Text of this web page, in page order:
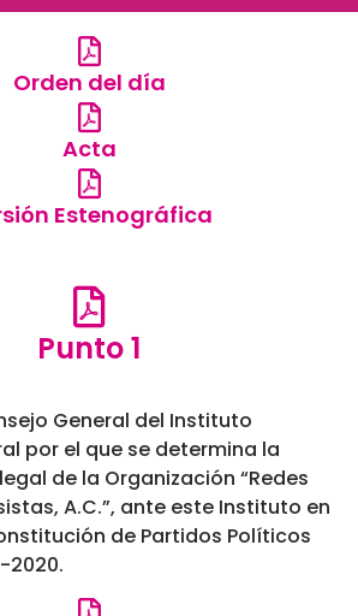
Orden del día
Acta
Estenográfica
Punto 1
General del Instituto
por el que se determina la
de la Organización “Redes
A.C.”, ante este Instituto en
de Partidos Políticos
2020.